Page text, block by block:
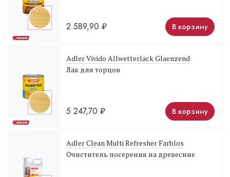
2 589,90 ₽ В корзину
Adler Vivido Allwetterlack Glaenzend
Лак для торцов
5 247,70 ₽ В корзину
Adler Clean Multi Refresher Farblos
Очиститель посерения на древесине